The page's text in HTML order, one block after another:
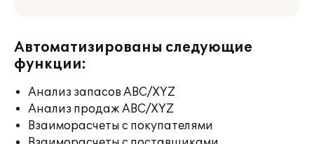
Автоматизированы следующие
функции:
Анализ запасов ABC/XYZ
Анализ продаж ABC/XYZ
Взаиморасчеты с покупателями